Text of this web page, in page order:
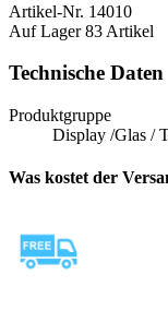
Artikel-Nr. 14010
Auf Lager 83 Artikel
Technische Daten
Produktgruppe
Display /Glas /
Was kostet der